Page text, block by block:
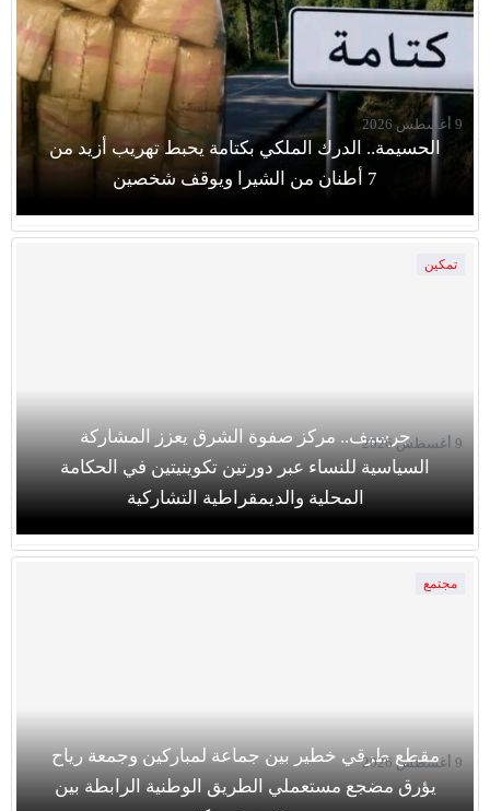
الحسيمة.. الدرك الملكي بكتامة يحبط تهريب أزيد من
7 أطنان من الشيرا ويوقف شخصين
9 أغسطس 2026
تمكين
جرسيف.. مركز صفوة الشرق يعزز المشاركة
السياسية للنساء عبر دورتين تكوينيتين في الحكامة
المحلية والديمقراطية التشاركية
9 أغسطس 2026
مجتمع
مقطع طرقي خطير بين جماعة لمباركين وجمعة رياح
يؤرق مضجع مستعملي الطريق الوطنية الرابطة بين
9 أغسطس 2026